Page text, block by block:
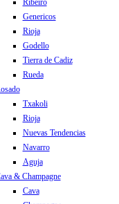
Ribeiro
Genericos
Rioja
Godello
Tierra de Cadiz
Rueda
Txakoli
Rioja
Nuevas Tendencias
Navarro
Aguja
& Champagne
Cava